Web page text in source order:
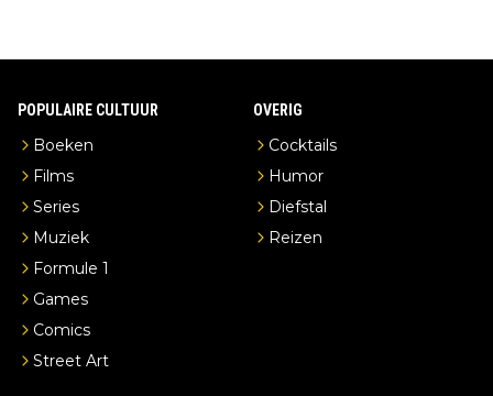
POPULAIRE CULTUUR
Boeken
Films
Series
Muziek
Formule 1
Games
Comics
Street Art
OVERIG
Cocktails
Humor
Diefstal
Reizen